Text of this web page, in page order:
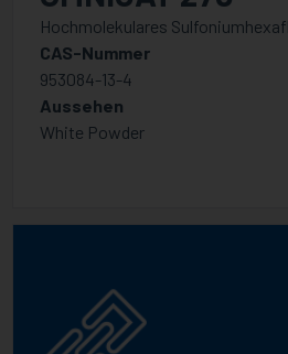
Hochmolekulares
CAS-Nummer
953084-13-4
Aussehen
White Powder